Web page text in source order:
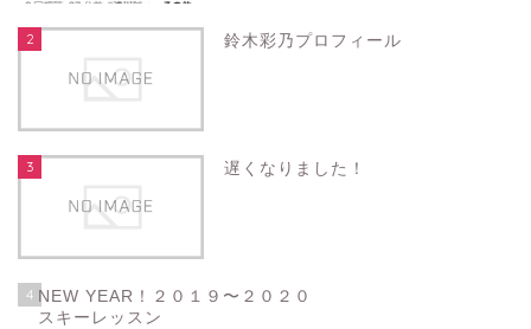
2 鈴木彩乃プロフィール
3 遅くなりました！
4 NEW YEAR！２０１９〜２０２０
スキーレッスン